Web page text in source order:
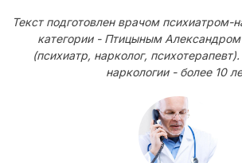
Текст подготовлен врачом психиатром-
категории - Птицыным
(психиатр, нарколог,
наркологии - более 10